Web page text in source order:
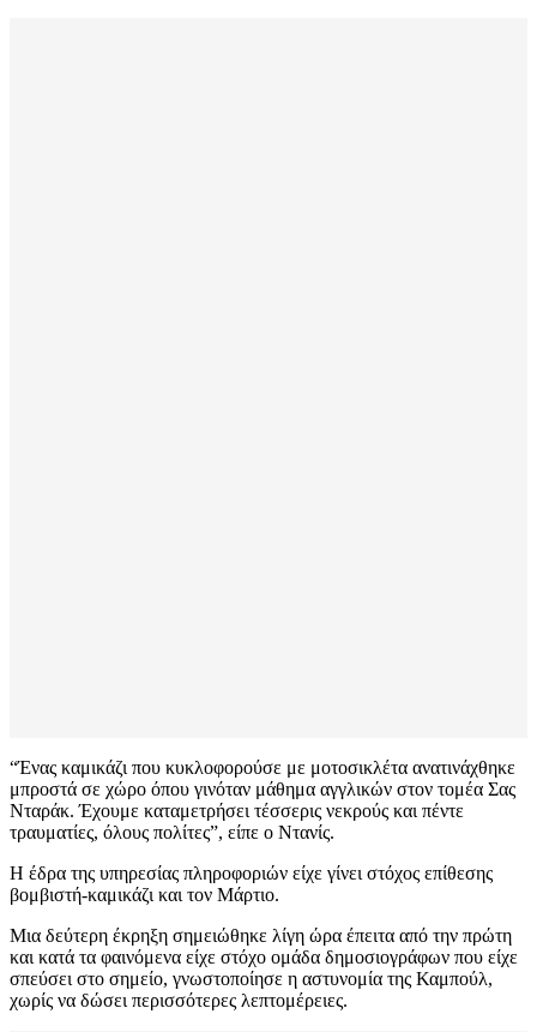
“Ένας καμικάζι που κυκλοφορούσε με μοτοσικλέτα ανατινάχθηκε
μπροστά σε χώρο όπου γινόταν μάθημα αγγλικών στον τομέα Σας
Νταράκ. Έχουμε καταμετρήσει τέσσερις νεκρούς και πέντε
τραυματίες, όλους πολίτες”, είπε ο Ντανίς.
Η έδρα της υπηρεσίας πληροφοριών είχε γίνει στόχος επίθεσης
βομβιστή-καμικάζι και τον Μάρτιο.
Μια δεύτερη έκρηξη σημειώθηκε λίγη ώρα έπειτα από την πρώτη
και κατά τα φαινόμενα είχε στόχο ομάδα δημοσιογράφων που είχε
σπεύσει στο σημείο, γνωστοποίησε η αστυνομία της Καμπούλ,
χωρίς να δώσει περισσότερες λεπτομέρειες.